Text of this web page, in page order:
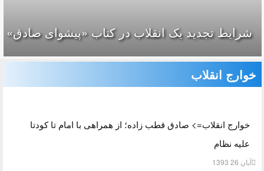
شرایط تجدید یک انقلاب در کتاب «پیشوای صادق»
خوارج انقلاب
خوارج انقلاب=> صادق قطب زاده؛ از همراهی با امام تا کودتا
علیه نظام
آبان 26 1393